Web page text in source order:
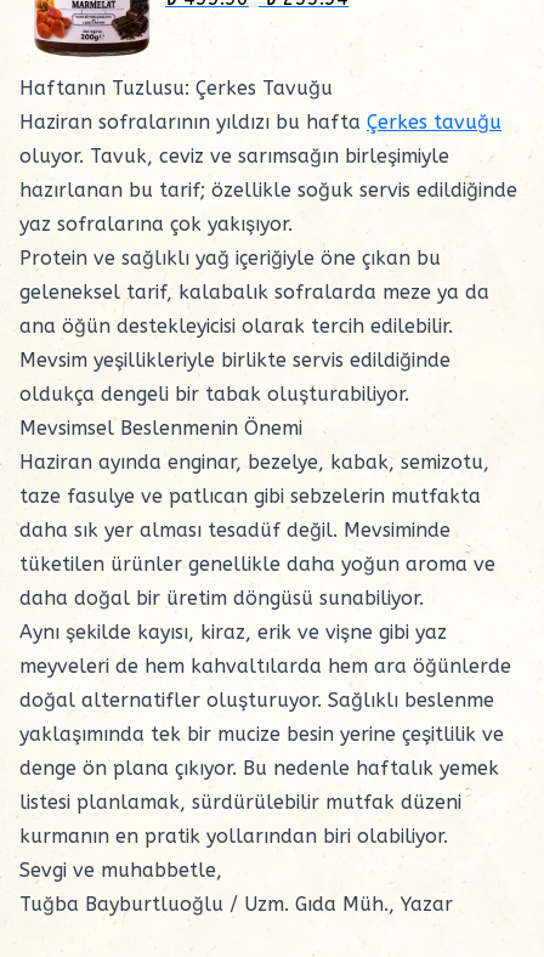
Haftanın Tuzlusu: Çerkes Tavuğu
Haziran sofralarının yıldızı bu hafta Çerkes tavuğu
oluyor. Tavuk, ceviz ve sarımsağın birleşimiyle
hazırlanan bu tarif; özellikle soğuk servis edildiğinde
yaz sofralarına çok yakışıyor.
Protein ve sağlıklı yağ içeriğiyle öne çıkan bu
geleneksel tarif, kalabalık sofralarda meze ya da
ana öğün destekleyicisi olarak tercih edilebilir.
Mevsim yeşillikleriyle birlikte servis edildiğinde
oldukça dengeli bir tabak oluşturabiliyor.
Mevsimsel Beslenmenin Önemi
Haziran ayında enginar, bezelye, kabak, semizotu,
taze fasulye ve patlıcan gibi sebzelerin mutfakta
daha sık yer alması tesadüf değil. Mevsiminde
tüketilen ürünler genellikle daha yoğun aroma ve
daha doğal bir üretim döngüsü sunabiliyor.
Aynı şekilde kayısı, kiraz, erik ve vişne gibi yaz
meyveleri de hem kahvaltılarda hem ara öğünlerde
doğal alternatifler oluşturuyor. Sağlıklı beslenme
yaklaşımında tek bir mucize besin yerine çeşitlilik ve
denge ön plana çıkıyor. Bu nedenle haftalık yemek
listesi planlamak, sürdürülebilir mutfak düzeni
kurmanın en pratik yollarından biri olabiliyor.
Sevgi ve muhabbetle,
Tuğba Bayburtluoğlu / Uzm. Gıda Müh., Yazar